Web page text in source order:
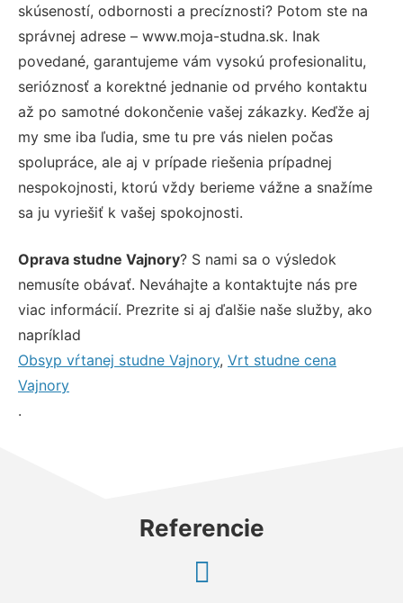
skúseností, odbornosti a precíznosti? Potom ste na
správnej adrese – www.moja-studna.sk. Inak
povedané, garantujeme vám vysokú profesionalitu,
serióznosť a korektné jednanie od prvého kontaktu
až po samotné dokončenie vašej zákazky. Keďže aj
my sme iba ľudia, sme tu pre vás nielen počas
spolupráce, ale aj v prípade riešenia prípadnej
nespokojnosti, ktorú vždy berieme vážne a snažíme
sa ju vyriešiť k vašej spokojnosti.
Oprava studne Vajnory? S nami sa o výsledok
nemusíte obávať. Neváhajte a kontaktujte nás pre
viac informácií. Prezrite si aj ďalšie naše služby, ako
napríklad
Obsyp vŕtanej studne Vajnory, Vrt studne cena
Vajnory
.
Referencie